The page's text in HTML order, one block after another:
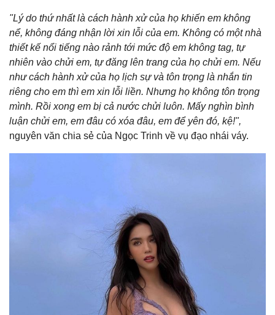
"Lý do thứ nhất là cách hành xử của họ khiến em không
nể, không đáng nhận lời xin lỗi của em. Không có một nhà
thiết kế nổi tiếng nào rảnh tới mức độ em không tag, tự
nhiên vào chửi em, tự đăng lên trang của họ chửi em. Nếu
như cách hành xử của họ lịch sự và tôn trọng là nhắn tin
riêng cho em thì em xin lỗi liền. Nhưng họ không tôn trọng
mình. Rồi xong em bị cả nước chửi luôn. Mấy nghìn bình
luận chửi em, em đâu có xóa đâu, em để yên đó, kệ!",
nguyên văn chia sẻ của Ngọc Trinh về vụ đạo nhái váy.